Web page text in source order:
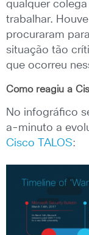
qualquer
trabalhar.
procuraram
situação tão
que ocorreu
Como reagiu a
No infográfico
a-minuto a
Cisco TALOS: